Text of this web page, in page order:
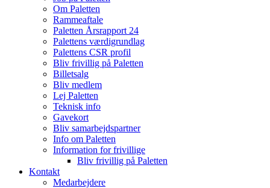
Om Paletten
Rammeaftale
Paletten Årsrapport 24
Palettens værdigrundlag
Palettens CSR profil
Bliv frivillig på Paletten
Billetsalg
Bliv medlem
Lej Paletten
Teknisk info
Gavekort
Bliv samarbejdspartner
Info om Paletten
Information for frivillige
Bliv frivillig på Paletten
Kontakt
Medarbejdere